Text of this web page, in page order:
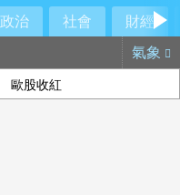
政治 社會
財經
氣象
歐股收紅